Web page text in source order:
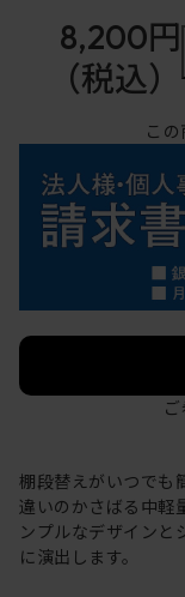
8,200円
（税込）
こ
棚段替えがいつでも
違いのかさばる中軽
ンプルなデザインと
に演出します。